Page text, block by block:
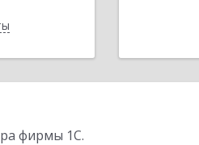
фирмы 1С.